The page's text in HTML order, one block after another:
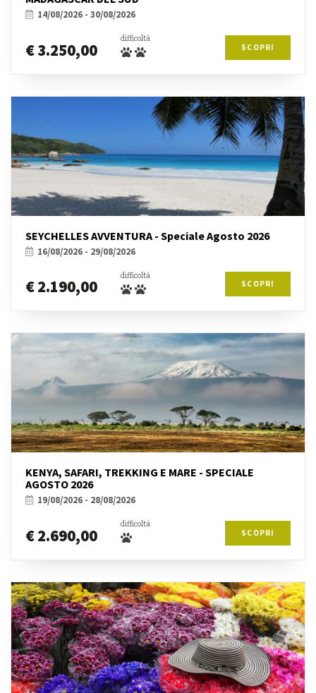
14/08/2026 - 30/08/2026
€ 3.250,00
difficoltà
SCOPRI
SEYCHELLES AVVENTURA - Speciale Agosto 2026
16/08/2026 - 29/08/2026
€ 2.190,00
difficoltà
SCOPRI
KENYA, SAFARI, TREKKING E MARE - SPECIALE
AGOSTO 2026
19/08/2026 - 28/08/2026
€ 2.690,00
difficoltà
SCOPRI